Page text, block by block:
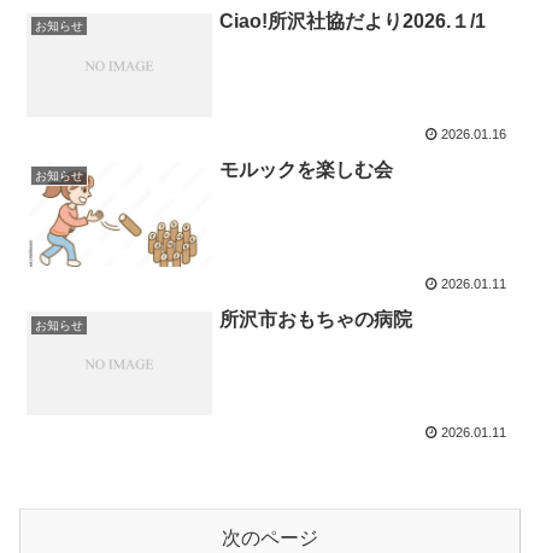
お知らせ Ciao!所沢社協だより2026.１/1
2026.01.16
お知らせ モルックを楽しむ会
2026.01.11
お知らせ 所沢市おもちゃの病院
2026.01.11
次のページ